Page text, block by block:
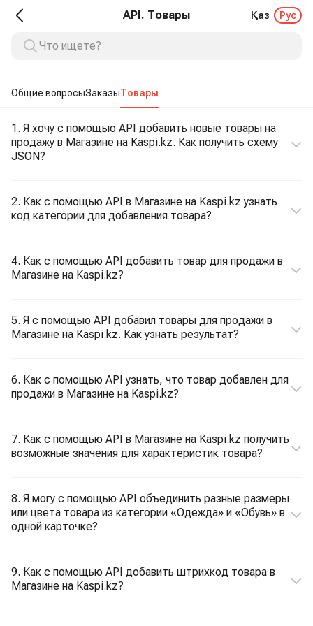
API. Товары Қаз Рус
Общие вопросыЗаказыТовары
1. Я хочу с помощью API добавить новые товары на
продажу в Магазине на Kaspi.kz. Как получить схему
JSON?
2. Как с помощью API в Магазине на Kaspi.kz узнать
код категории для добавления товара?
4. Как с помощью API добавить товар для продажи в
Магазине на Kaspi.kz?
5. Я с помощью API добавил товары для продажи в
Магазине на Kaspi.kz. Как узнать результат?
6. Как с помощью API узнать, что товар добавлен для
продажи в Магазине на Kaspi.kz?
7. Как с помощью API в Магазине на Kaspi.kz получить
возможные значения для характеристик товара?
8. Я могу с помощью API объединить разные размеры
или цвета товара из категории «Одежда» и «Обувь» в
одной карточке?
9. Как с помощью API добавить штрихкод товара в
Магазине на Kaspi.kz?